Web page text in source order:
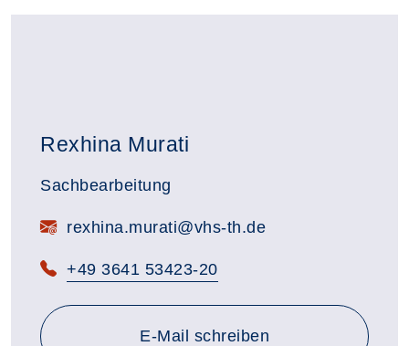
Rexhina Murati
Sachbearbeitung
rexhina.murati@vhs-th.de
+49 3641 53423-20
E-Mail an rexhina.murati@vhs-
schreiben